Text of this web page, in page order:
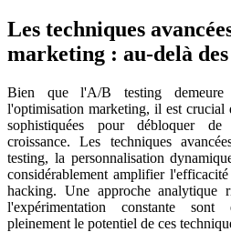
Les techniques
marketing : au-delà des
Bien que l'A/B testing
l'optimisation marketing, il est crucial
sophistiquées pour débloquer
croissance. Les techniques
testing, la personnalisation
considérablement amplifier
hacking. Une approche analytique
l'expérimentation constante sont
pleinement le potentiel de ces